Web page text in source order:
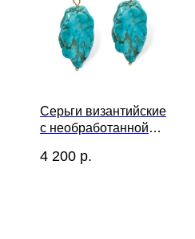
Серьги византийские
с необработанной
трансформеры
4 200 р.